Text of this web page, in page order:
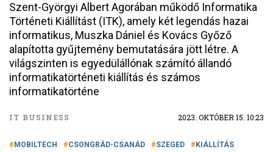
Szent-Györgyi Albert Agorában működő Informatika
Történeti Kiállítást (ITK), amely két legendás hazai
informatikus, Muszka Dániel és Kovács Győző
alapította gyűjtemény bemutatására jött létre. A
világszinten is egyedülállónak számító állandó
informatikatörténeti kiállítás és számos
informatikatörténe
IT BUSINESS 2023. OKTÓBER 15. 10:23
MOBILTECH CSONGRÁD-CSANÁD SZEGED
KIÁLLÍTÁS